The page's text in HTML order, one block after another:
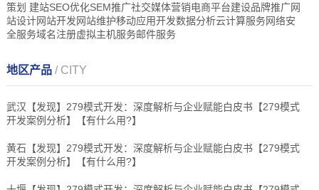
策划 建站SEO优化SEM推广社交媒体营销电商平台建设品牌推广网
站设计网站开发网站维护移动应用开发数据分析云计算服务网络安
全服务域名注册虚拟主机服务邮件服务
地区产品 / CITY
武汉【发现】279模式开发：深度解析与企业赋能白皮书【279模式
开发案例分析】【有什么用?】
黄石【发现】279模式开发：深度解析与企业赋能白皮书【279模式
开发案例分析】【有什么用?】